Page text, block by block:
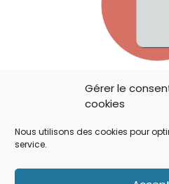
Gérer le
cookies
Nous utilisons des cookies pour
service.
SECRET QUI A